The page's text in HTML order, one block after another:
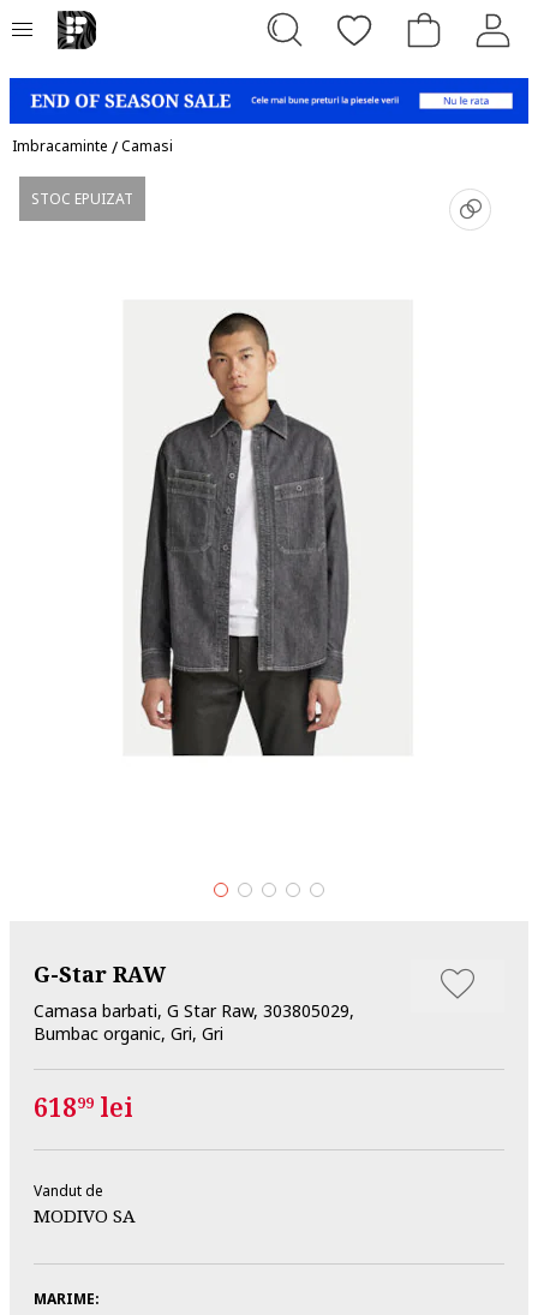
Imbracaminte /Camasi
STOC EPUIZAT
G-Star RAW
Camasa barbati, G Star Raw, 303805029,
Bumbac organic, Gri, Gri
61899 lei
Vandut de
MODIVO SA
MARIME: